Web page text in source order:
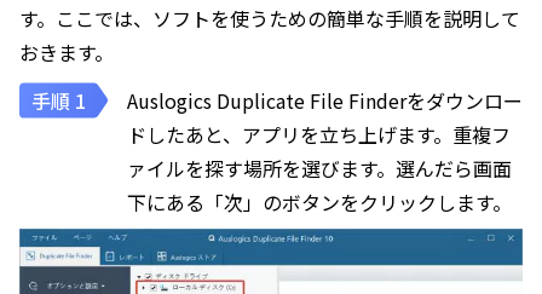
す。ここでは、ソフトを使うための簡単な手順を説明して
おきます。
Auslogics Duplicate File Finderをダウンロー
ドしたあと、アプリを立ち上げます。重複フ
ァイルを探す場所を選びます。選んだら画面
下にある「次」のボタンをクリックします。